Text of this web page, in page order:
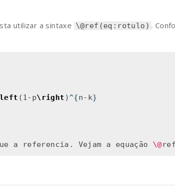
utilizar a sintaxe \@ref(eq:rotulo) .
(1-p\right )^{n-k}
a referencia. Vejam a equação \@